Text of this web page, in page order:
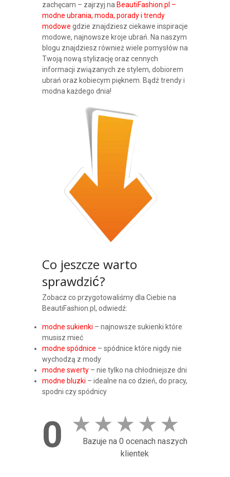
zachęcam – zajrzyj na BeautiFashion.pl –
modne ubrania, moda, porady i trendy
modowe gdzie znajdziesz ciekawe inspiracje
modowe, najnowsze kroje ubrań. Na naszym
blogu znajdziesz również wiele pomysłów na
Twoją nową stylizację oraz cennych
informacji związanych ze stylem, dobiorem
ubrań oraz kobiecym pięknem. Bądź trendy i
modna każdego dnia!
Co jeszcze warto
sprawdzić?
Zobacz co przygotowaliśmy dla Ciebie na
BeautiFashion.pl, odwiedź:
modne sukienki – najnowsze sukienki które
musisz mieć
modne spódnice – spódnice które nigdy nie
wychodzą z mody
modne swerty– nie tylko na chłodniejsze dni
modne bluzki – idealne na co dzień, do pracy,
spodni czy spódnicy
0 ★ ★ ★ ★ ★
Bazuje na 0 ocenach naszych
klientek